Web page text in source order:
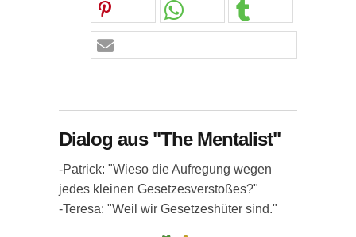
Dialog aus "The Mentalist"
-Patrick: "Wieso die Aufregung wegen
jedes kleinen Gesetzesverstoßes?"
-Teresa: "Weil wir Gesetzeshüter sind."